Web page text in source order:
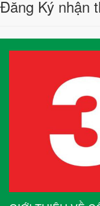
Đăng Ký nhận